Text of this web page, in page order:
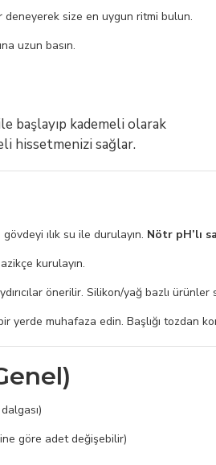
deneyerek size en uygun ritmi bulun.
uzun basın.
başlayıp kademeli olarak
hissetmenizi sağlar.
ılık su ile durulayın. Nötr pH’lı
kurulayın.
önerilir. Silikon/yağ bazlı
bir yerde muhafaza edin. Başlığı
göre adet değişebilir)